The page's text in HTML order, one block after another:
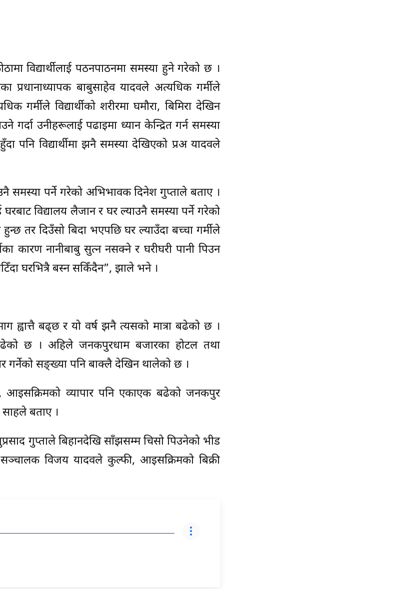
विद्यार्थीलाई पठनपाठनमा समस्या हुने गरेको छ ।
प्रधानाध्यापक बाबुसाहेव यादवले अत्यधिक गर्मीले
गर्मीले विद्यार्थीको शरीरमा घमौरा, बिमिरा देखिन
गर्दा उनीहरूलाई पढाइमा ध्यान केन्द्रित गर्न समस्या
पनि विद्यार्थीमा झनै समस्या देखिएको प्रअ यादवले
समस्या पर्ने गरेको अभिभावक दिनेश गुप्ताले बताए ।
घरबाट विद्यालय लैजान र घर ल्याउनै समस्या पर्ने गरेको
तर दिउँसो बिदा भएपछि घर ल्याउँदा बच्चा गर्मीले
कारण नानीबाबु सुत्न नसक्ने र घरीघरी पानी पिउन
घरभित्रै बस्न सकिँदैन”, झाले भने ।
ह्वात्तै बढ्छ र यो वर्ष झनै त्यसको मात्रा बढेको छ ।
छ । अहिले जनकपुरधाम बजारका होटल तथा
गर्नेको सङ्ख्या पनि बाक्लै देखिन थालेको छ ।
व्यापार पनि एकाएक बढेको जनकपुर
बताए ।
गुप्ताले बिहानदेखि साँझसम्म चिसो पिउनेको भीड
सञ्चालक विजय यादवले कुल्फी, आइसक्रिमको बिक्री